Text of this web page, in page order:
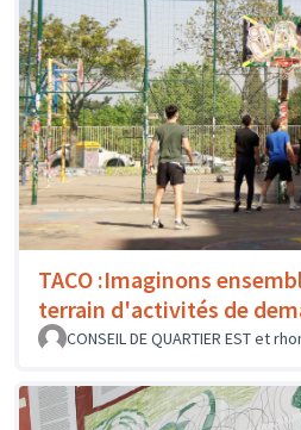
TACO :Imaginons
terrain d'activités de
CONSEIL DE QUARTIER EST et